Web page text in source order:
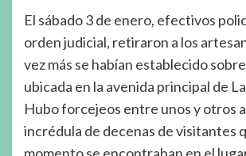
El sábado 3 de enero, efectivos
orden judicial, retiraron a los
vez más se habían establecido
ubicada en la avenida principal de
Hubo forcejeos entre unos y otros
incrédula de decenas de visitantes